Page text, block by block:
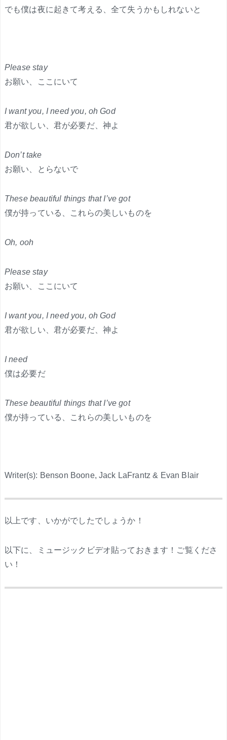
でも僕は夜に起きて考える、全て失うかもしれないと
Please stay
お願い、ここにいて
I want you, I need you, oh God
君が欲しい、君が必要だ、神よ
Don’t take
お願い、とらないで
These beautiful things that I’ve got
僕が持っている、これらの美しいものを
Oh, ooh
Please stay
お願い、ここにいて
I want you, I need you, oh God
君が欲しい、君が必要だ、神よ
I need
僕は必要だ
These beautiful things that I’ve got
僕が持っている、これらの美しいものを
Writer(s): Benson Boone, Jack LaFrantz & Evan Blair
以上です、いかがでしたでしょうか！
以下に、ミュージックビデオ貼っておきます！ご覧くださ
い！